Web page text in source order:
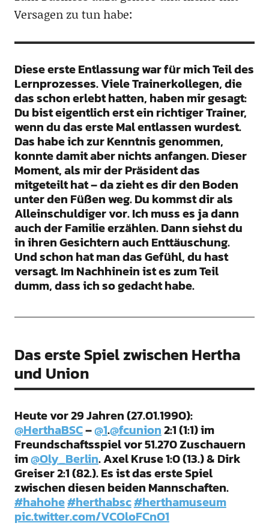
Versagen zu tun habe:
Diese erste Entlassung war für mich Teil des
Lernprozesses. Viele Trainerkollegen, die
das schon erlebt hatten, haben mir gesagt:
Du bist eigentlich erst ein richtiger Trainer,
wenn du das erste Mal entlassen wurdest.
Das habe ich zur Kenntnis genommen,
konnte damit aber nichts anfangen. Dieser
Moment, als mir der Präsident das
mitgeteilt hat – da zieht es dir den Boden
unter den Füßen weg. Du kommst dir als
Alleinschuldiger vor. Ich muss es ja dann
auch der Familie erzählen. Dann siehst du
in ihren Gesichtern auch Enttäuschung.
Und schon hat man das Gefühl, du hast
versagt. Im Nachhinein ist es zum Teil
dumm, dass ich so gedacht habe.
Das erste Spiel zwischen Hertha
und Union
Heute vor 29 Jahren (27.01.1990):
@HerthaBSC–@1.@fcunion2:1 (1:1) im
Freundschaftsspiel vor 51.270 Zuschauern
im@Oly_Berlin. Axel Kruse 1:0 (13.) & Dirk
Greiser 2:1 (82.). Es ist das erste Spiel
zwischen diesen beiden Mannschaften.
#hahohe#herthabsc#herthamuseum
pic.twitter.com/VCOloFCnO1